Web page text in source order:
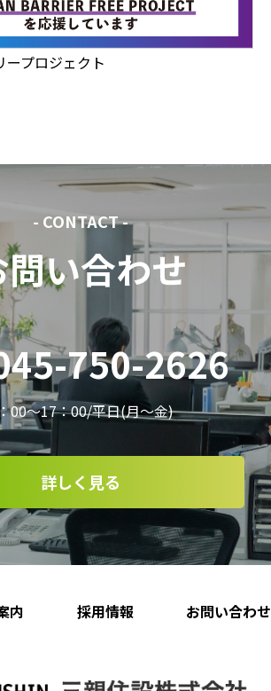
ープロジェクト
- CONTACT -
い合わせ
750-2626
00～17：00/平日(月～金)
詳しく見る
内 採用情報 お問い合わせ